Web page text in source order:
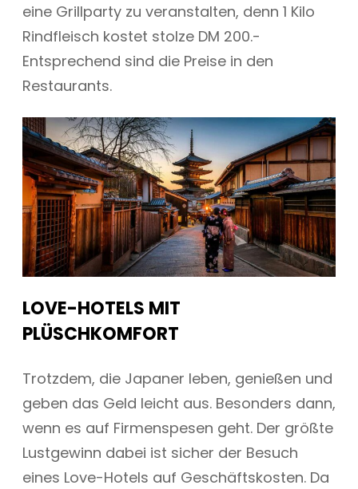
eine Grillparty zu veranstalten, denn 1 Kilo
Rindfleisch kostet stolze DM 200.-
Entsprechend sind die Preise in den
Restaurants.
LOVE-HOTELS MIT
PLÜSCHKOMFORT
Trotzdem, die Japaner leben, genießen und
geben das Geld leicht aus. Besonders dann,
wenn es auf Firmenspesen geht. Der größte
Lustgewinn dabei ist sicher der Besuch
eines Love-Hotels auf Geschäftskosten. Da